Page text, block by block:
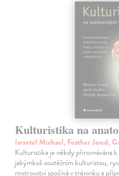
Kulturistika na
Israetel Michael, Feather Jared,
Kulturistika je někdy přirovnávána
jakýmkoli soutěžním kulturistou,
mistrovství spočívá v tréninku a